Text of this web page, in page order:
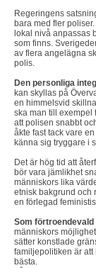
Regeringens
bara med fler
lokal nivå anpassas
som finns.
av flera angelägna
polis.
Den personliga
kan skyllas på
en himmelsvid
ska man till exempel
att polisen snabbt
åkte fast tack vare
känna sig tryggare i
Det är hög tid att
bör vara jämlikhet
människors lika
etnisk bakgrund och
en förlegad
Som
människors
sätter konstlade
familjepolitiken är
bästa.